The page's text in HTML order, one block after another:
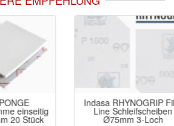
Indasa RHYNOGRIP Film
Line Schleifscheiben
Ø75mm 3-Loch